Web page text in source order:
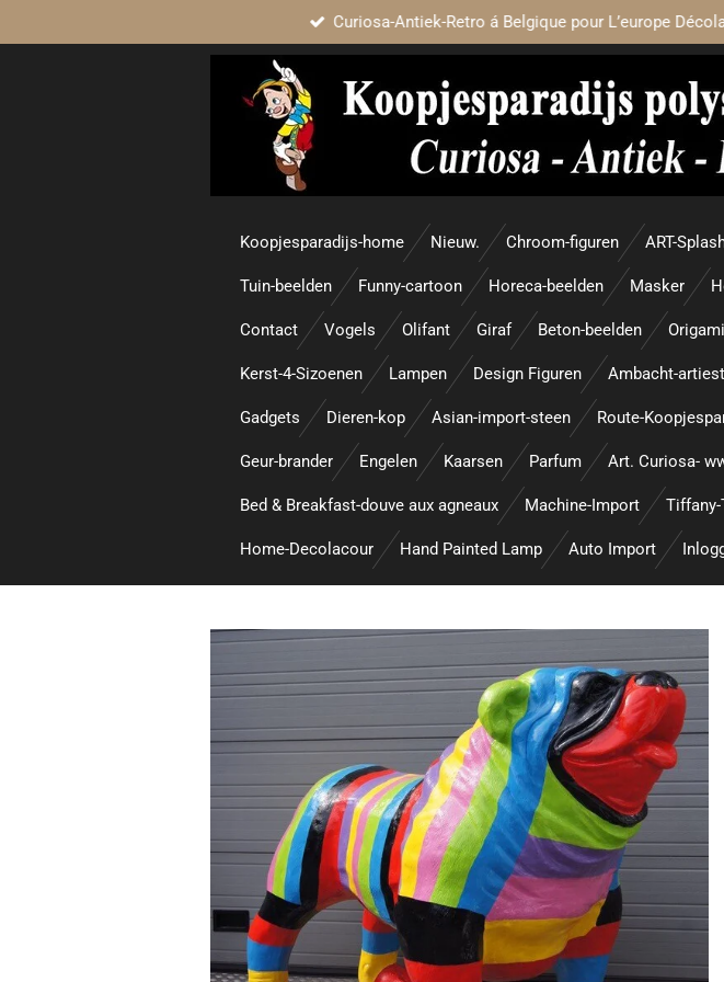
Curiosa-Antiek-Retro á Belgique pour L’europe
Koopjesparadijs-home Nieuw. Chroom-figuren ART-
Tuin-beelden Funny-cartoon Horeca-beelden Masker
Contact Vogels Olifant Giraf Beton-beelden
Kerst-4-Sizoenen Lampen Design Figuren Ambacht-
Gadgets Dieren-kop Asian-import-steen Route-
Geur-brander Engelen Kaarsen Parfum Art. Curiosa-
Bed & Breakfast-douve aux agneaux Machine-Import Tiffany-
Home-Decolacour Hand Painted Lamp Auto Import